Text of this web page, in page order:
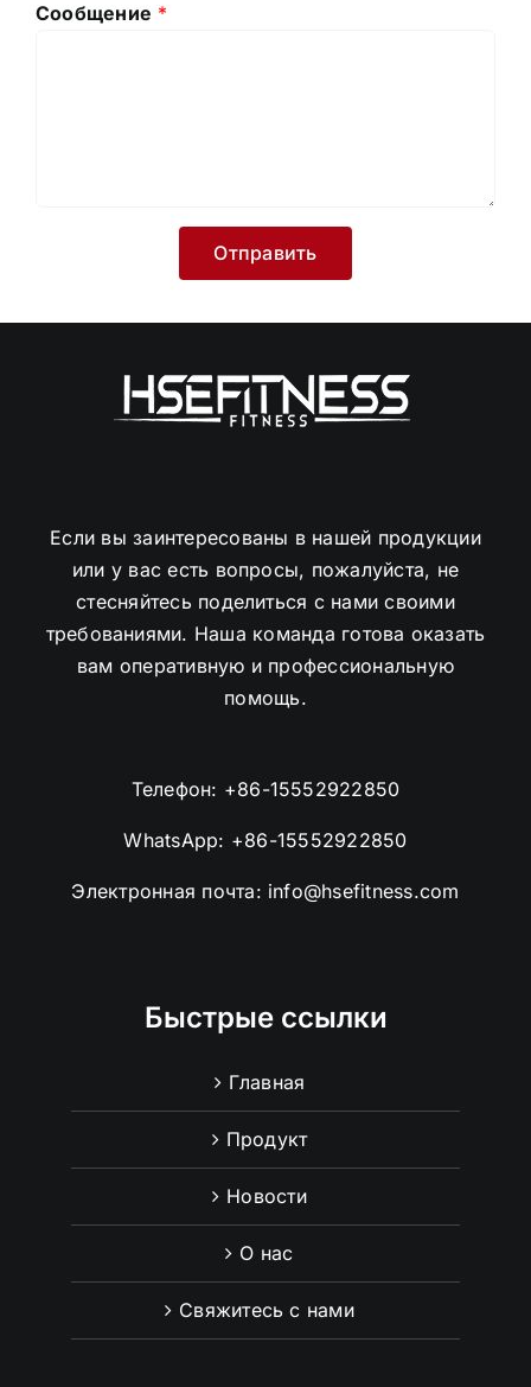
Сообщение *
Если вы заинтересованы в нашей продукции
или у вас есть вопросы, пожалуйста, не
стесняйтесь поделиться с нами своими
требованиями. Наша команда готова оказать
вам оперативную и профессиональную
помощь.
Телефон: +86-15552922850
WhatsApp: +86-15552922850
Электронная почта: info@hsefitness.com
Быстрые ссылки
Главная
Продукт
Новости
О нас
Свяжитесь с нами